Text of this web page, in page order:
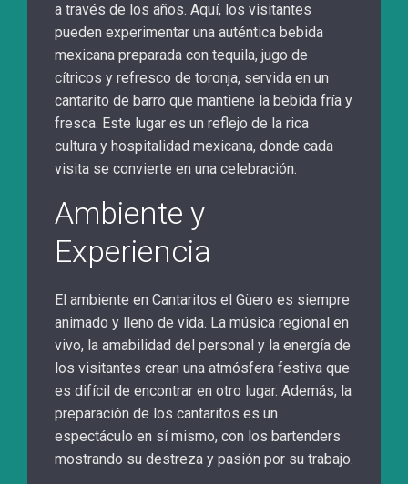
a través de los años. Aquí, los visitantes
pueden experimentar una auténtica bebida
mexicana preparada con tequila, jugo de
cítricos y refresco de toronja, servida en un
cantarito de barro que mantiene la bebida fría y
fresca. Este lugar es un reflejo de la rica
cultura y hospitalidad mexicana, donde cada
visita se convierte en una celebración.
Ambiente y
Experiencia
El ambiente en Cantaritos el Güero es siempre
animado y lleno de vida. La música regional en
vivo, la amabilidad del personal y la energía de
los visitantes crean una atmósfera festiva que
es difícil de encontrar en otro lugar. Además, la
preparación de los cantaritos es un
espectáculo en sí mismo, con los bartenders
mostrando su destreza y pasión por su trabajo.